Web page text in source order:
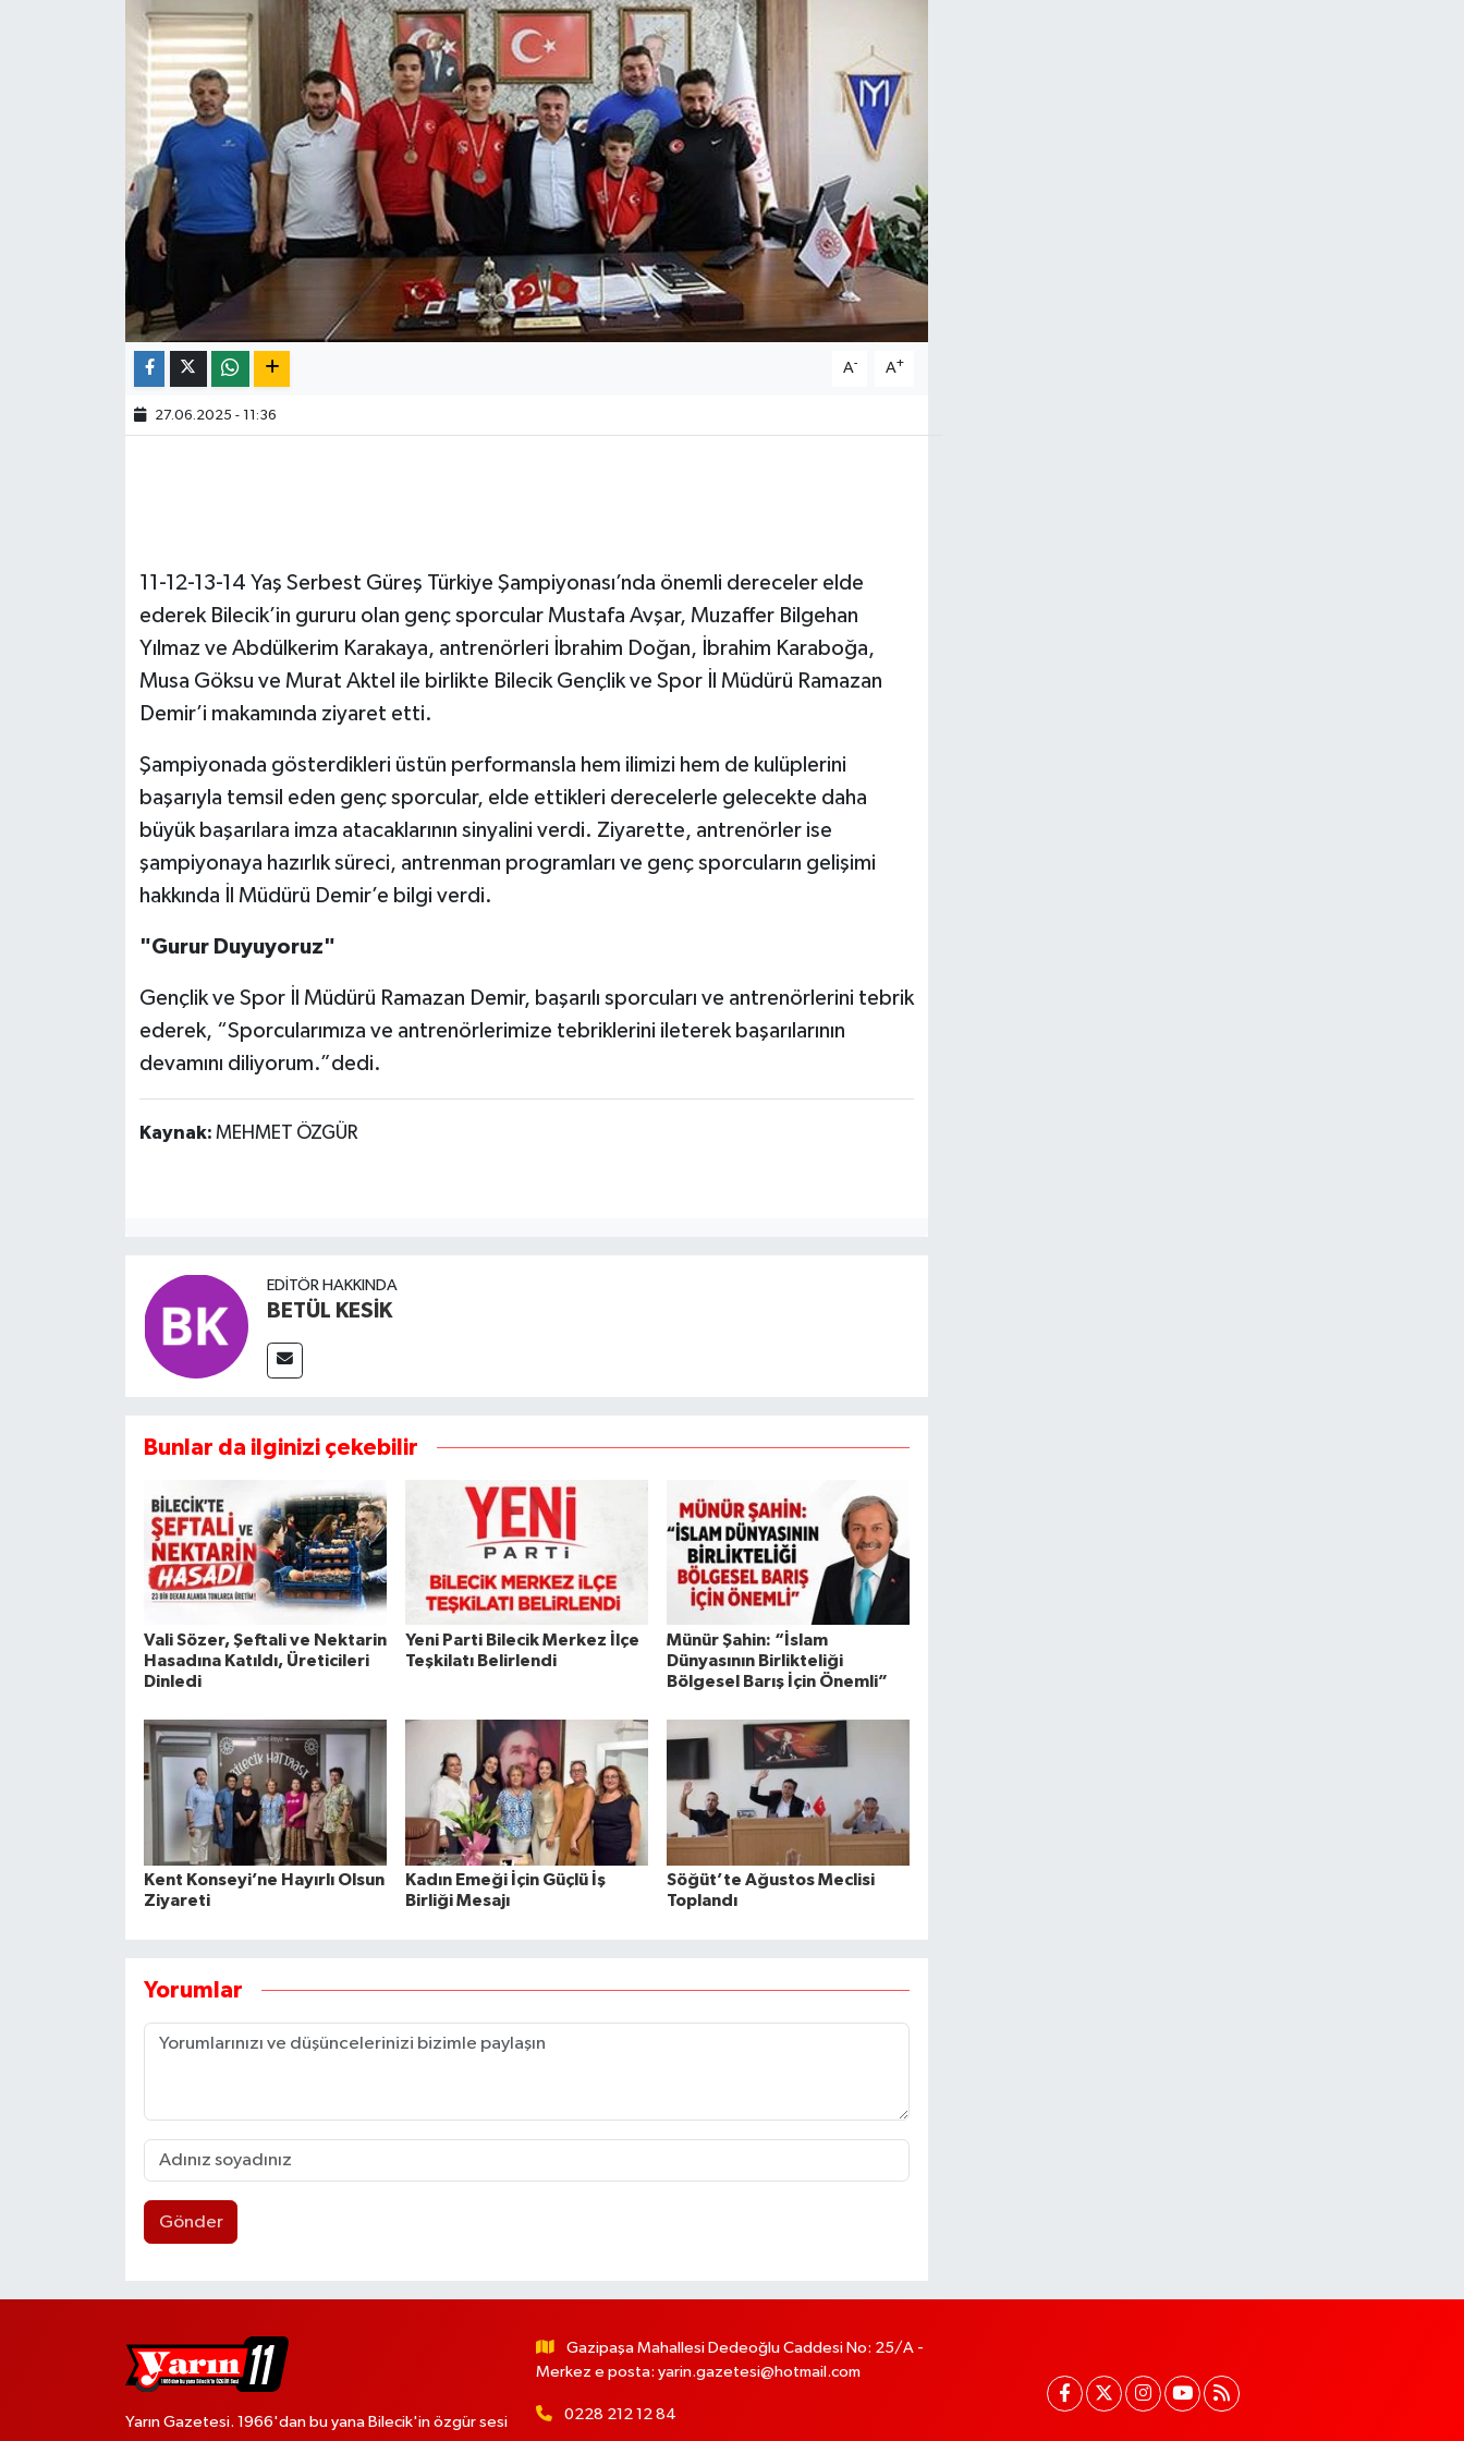
A- A+
27.06.2025 - 11:36
11-12-13-14 Yaş Serbest Güreş Türkiye Şampiyonası’nda önemli dereceler elde
ederek Bilecik’in gururu olan genç sporcular Mustafa Avşar, Muzaffer Bilgehan
Yılmaz ve Abdülkerim Karakaya, antrenörleri İbrahim Doğan, İbrahim Karaboğa,
Musa Göksu ve Murat Aktel ile birlikte Bilecik Gençlik ve Spor İl Müdürü Ramazan
Demir’i makamında ziyaret etti.
Şampiyonada gösterdikleri üstün performansla hem ilimizi hem de kulüplerini
başarıyla temsil eden genç sporcular, elde ettikleri derecelerle gelecekte daha
büyük başarılara imza atacaklarının sinyalini verdi. Ziyarette, antrenörler ise
şampiyonaya hazırlık süreci, antrenman programları ve genç sporcuların gelişimi
hakkında İl Müdürü Demir’e bilgi verdi.
"Gurur Duyuyoruz"
Gençlik ve Spor İl Müdürü Ramazan Demir, başarılı sporcuları ve antrenörlerini tebrik
ederek, “Sporcularımıza ve antrenörlerimize tebriklerini ileterek başarılarının
devamını diliyorum.”dedi.
Kaynak: MEHMET ÖZGÜR
EDITÖR HAKKINDA
BETÜL KESİK
Bunlar da ilginizi çekebilir
Vali Sözer, Şeftali ve Nektarin
Hasadına Katıldı, Üreticileri
Dinledi
Yeni Parti Bilecik Merkez İlçe
Teşkilatı Belirlendi
Münür Şahin: “İslam
Dünyasının Birlikteliği
Bölgesel Barış İçin Önemli”
Kent Konseyi’ne Hayırlı Olsun
Ziyareti
Kadın Emeği İçin Güçlü İş
Birliği Mesajı
Söğüt’te Ağustos Meclisi
Toplandı
Yorumlar
Gönder
Yarın Gazetesi. 1966'dan bu yana Bilecik'in özgür sesi
Gazipaşa Mahallesi Dedeoğlu Caddesi No: 25/A -
Merkez e posta: yarin.gazetesi@hotmail.com
0228 212 12 84